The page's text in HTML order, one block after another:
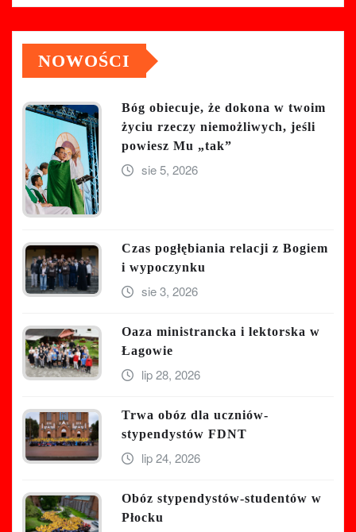
NOWOŚCI
Bóg obiecuje, że dokona w twoim
życiu rzeczy niemożliwych, jeśli
powiesz Mu „tak”
sie 5, 2026
Czas pogłębiania relacji z Bogiem
i wypoczynku
sie 3, 2026
Oaza ministrancka i lektorska w
Łagowie
lip 28, 2026
Trwa obóz dla uczniów-
stypendystów FDNT
lip 24, 2026
Obóz stypendystów-studentów w
Płocku